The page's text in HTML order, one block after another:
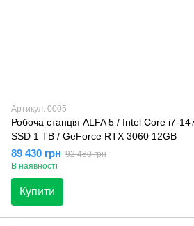
Артикул: 0005
Робоча станція ALFA 5 / Intel Core i7-
SSD 1 TB / GeForce RTX 3060 12GB
89 430 грн 92 480 грн
В наявності
Купити